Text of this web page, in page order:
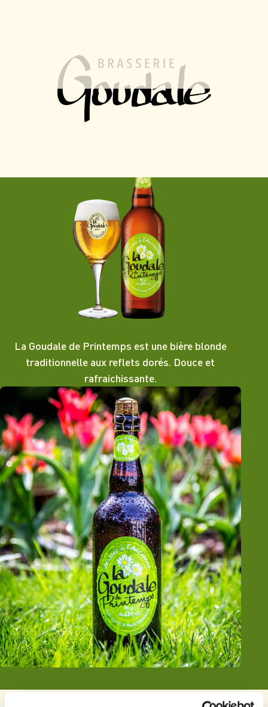
La Goudale de
La Goudale de Printemps est une bière blonde
traditionnelle aux reflets dorés. Douce et
rafraichissante.